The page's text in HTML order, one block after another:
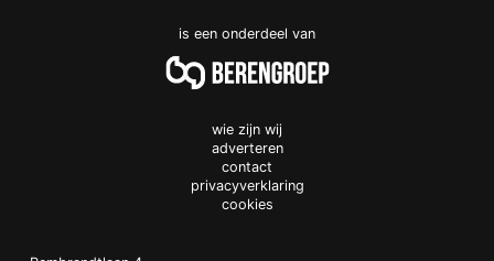
is een onderdeel van
wie zijn wij
adverteren
contact
privacyverklaring
cookies